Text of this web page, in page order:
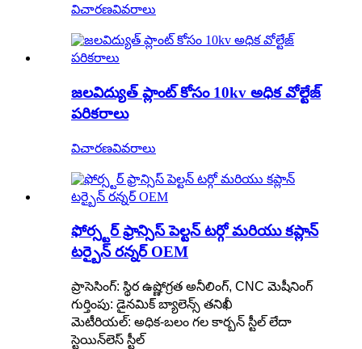
విచారణవివరాలు
జలవిద్యుత్ ప్లాంట్ కోసం 10kv అధిక వోల్టేజ్
పరికరాలు
విచారణవివరాలు
ఫోర్స్టర్ ఫ్రాన్సిస్ పెల్టన్ టర్గో మరియు కప్లాన్
టర్బైన్ రన్నర్ OEM
ప్రాసెసింగ్: స్థిర ఉష్ణోగ్రత అనీలింగ్, CNC మెషీనింగ్
గుర్తింపు: డైనమిక్ బ్యాలెన్స్ తనిఖీ
మెటీరియల్: అధిక-బలం గల కార్బన్ స్టీల్ లేదా
స్టెయిన్‌లెస్ స్టీల్